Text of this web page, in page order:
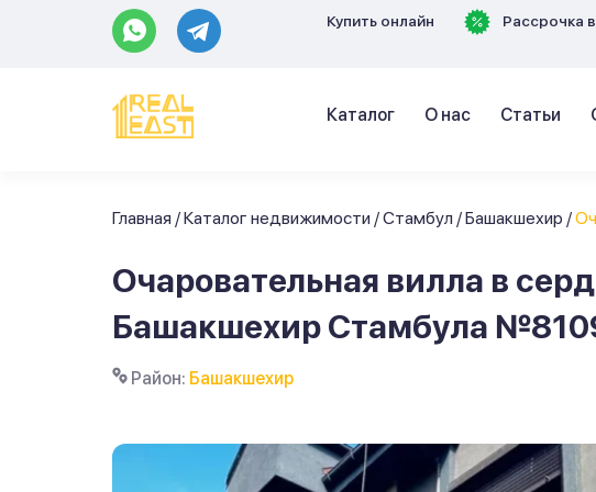
Купить онлайн Рассрочка
Каталог О нас Статьи
Главная /Каталог недвижимости /Стамбул /Башакшехир /
Очаровательная вилла в
Башакшехир Стамбула
Район: Башакшехир